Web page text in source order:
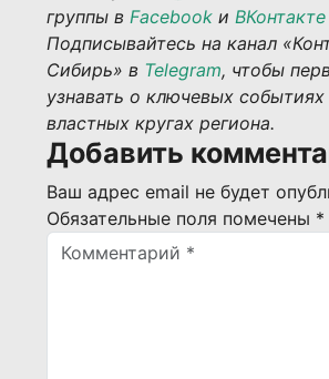
группы в Facebook и ВКонтакте
Подписывайтесь на канал
Сибирь» в Telegram, чтобы
узнавать о ключевых
властных кругах региона.
Добавить
Ваш адрес email не будет
Обязательные поля помечены *